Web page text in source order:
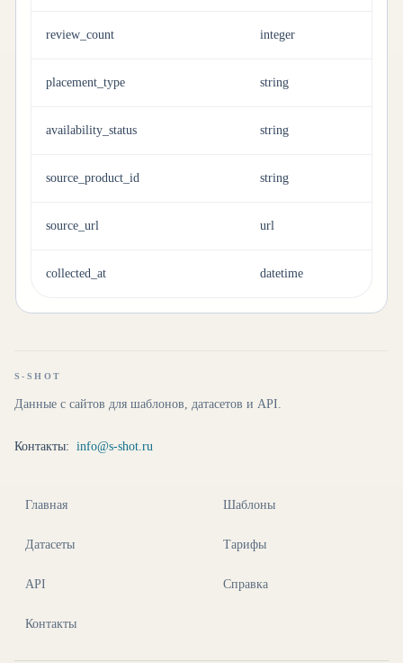
review_count integer
placement_type string
availability_status string
source_product_id string
source_url url
collected_at datetime
S-SHOT
Данные с сайтов для шаблонов, датасетов и API.
Контакты: info@s-shot.ru
Главная Шаблоны
Датасеты Тарифы
API Справка
Контакты